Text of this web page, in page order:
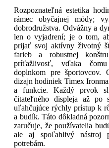
Rozpoznateľná estetika
rámec obyčajnej módy;
dobrodružstva. Odvážny a
len o vyjadrení; je o tom,
prijať svoj aktívny životný
farieb a robustnej
príťažlivosť, vďaka
doplnkom pre športovcov.
dizajn hodiniek Timex
a funkcie. Každý prvok
čitateľného displeja až po
uľahčujúce rýchly prístup k
a budík. Táto dôkladná
zaručuje, že používatelia
ale aj spoľahlivý nástroj
potrebám.